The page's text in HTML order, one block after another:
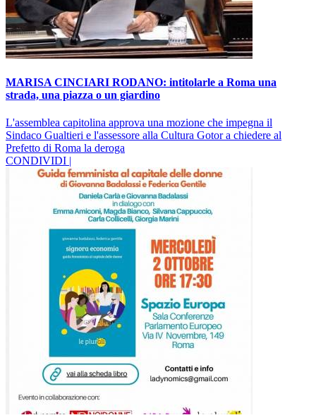
MARISA CINCIARI RODANO: intitolarle a Roma una
strada, una piazza o un giardino
L'assemblea capitolina approva una mozione che impegna il
Sindaco Gualtieri e l'assessore alla Cultura Gotor a chiedere al
Prefetto di Roma la deroga
CONDIVIDI |